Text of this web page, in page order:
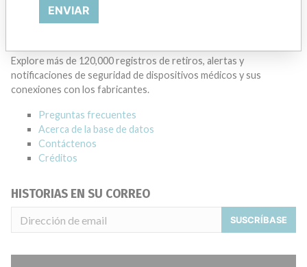
Source
Explore más de 120,000 registros de retiros, alertas y
notificaciones de seguridad de dispositivos médicos y sus
conexiones con los fabricantes.
Preguntas frecuentes
Acerca de la base de datos
Contáctenos
Créditos
HISTORIAS EN SU CORREO
SUSCRÍBASE
ENVIAR